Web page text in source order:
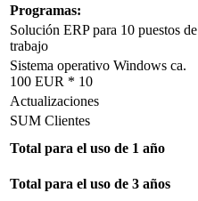
Programas:
Solución ERP para 10 puestos de
trabajo
Sistema operativo Windows ca.
100 EUR * 10
Actualizaciones
SUM Clientes
Total para el uso de 1 año
Total para el uso de 3 años